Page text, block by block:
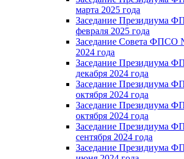
марта 2025 года
Заседание Президиума
февраля 2025 года
Заседание Совета ФПСО
2024 года
Заседание Президиума
декабря 2024 года
Заседание Президиума
октября 2024 года
Заседание Президиума
октября 2024 года
Заседание Президиума
сентября 2024 года
Заседание Президиума